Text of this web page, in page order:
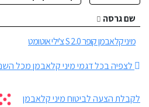
שם גרסה
מיני קלאבמן קופר S 2.0 צ'ילי אוטומט
לצפיה בכל דגמי מיני קלאבמן מכל
לקבלת הצעה לביטוח מיני קלאבמן